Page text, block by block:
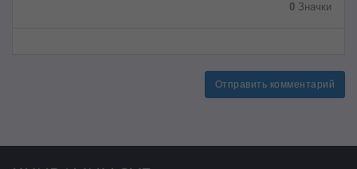
0 Значки
Отправить комментарий